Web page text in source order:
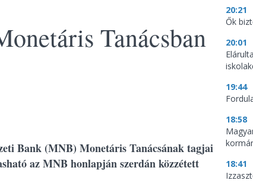
Tanácsban
Bank (MNB) Monetáris Tanácsának tagjai
az MNB honlapján szerdán közzétett
20:21
Ők
20:01
19:44
18:58
18:41